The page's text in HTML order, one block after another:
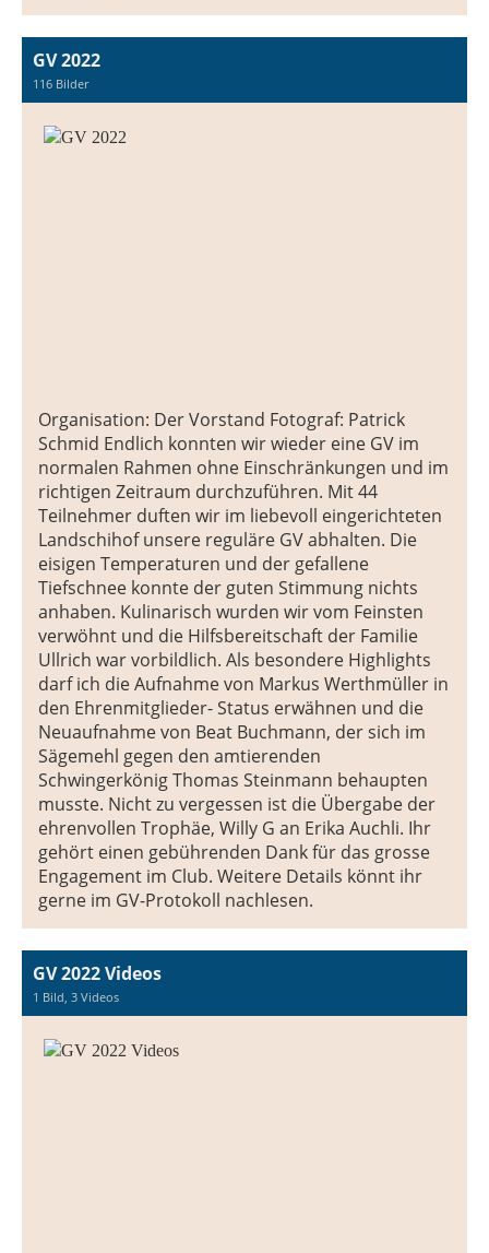
GV 2022
116 Bilder
Organisation: Der Vorstand Fotograf: Patrick
Schmid Endlich konnten wir wieder eine GV im
normalen Rahmen ohne Einschränkungen und im
richtigen Zeitraum durchzuführen. Mit 44
Teilnehmer duften wir im liebevoll eingerichteten
Landschihof unsere reguläre GV abhalten. Die
eisigen Temperaturen und der gefallene
Tiefschnee konnte der guten Stimmung nichts
anhaben. Kulinarisch wurden wir vom Feinsten
verwöhnt und die Hilfsbereitschaft der Familie
Ullrich war vorbildlich. Als besondere Highlights
darf ich die Aufnahme von Markus Werthmüller in
den Ehrenmitglieder- Status erwähnen und die
Neuaufnahme von Beat Buchmann, der sich im
Sägemehl gegen den amtierenden
Schwingerkönig Thomas Steinmann behaupten
musste. Nicht zu vergessen ist die Übergabe der
ehrenvollen Trophäe, Willy G an Erika Auchli. Ihr
gehört einen gebührenden Dank für das grosse
Engagement im Club. Weitere Details könnt ihr
gerne im GV-Protokoll nachlesen.
GV 2022 Videos
1 Bild, 3 Videos